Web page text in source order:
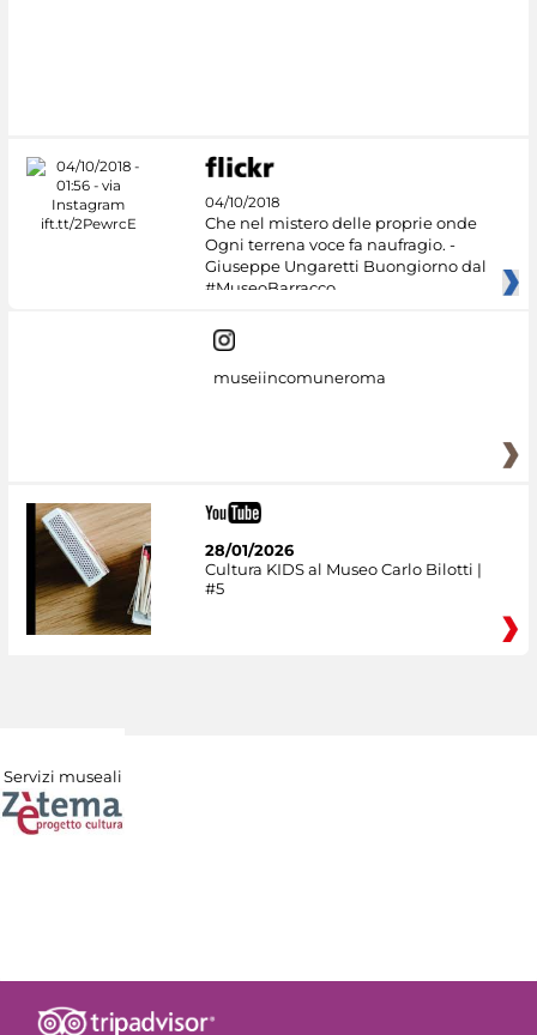
04/10/2018
Che nel mistero delle proprie onde
Ogni terrena voce fa naufragio. -
Giuseppe Ungaretti Buongiorno dal
#MuseoBarracco
museiincomuneroma
28/01/2026
Cultura KIDS al Museo Carlo Bilotti |
#5
Servizi museali